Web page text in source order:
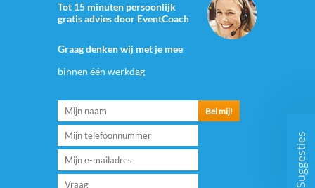
Tot 15 minuten persoonlijk
gratis advies door EventCoach
Graag denken wij met je mee
binnen één werkdag
Suggesties